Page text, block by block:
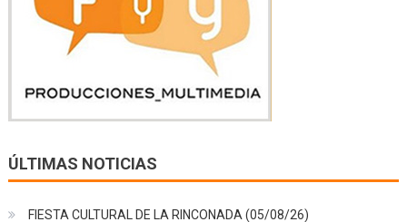
ÚLTIMAS NOTICIAS
FIESTA CULTURAL DE LA RINCONADA (05/08/26)